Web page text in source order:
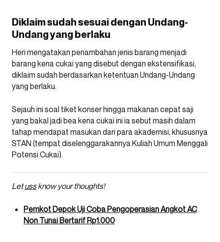
Diklaim sudah sesuai dengan Undang-
Undang yang berlaku
Heri mengatakan penambahan jenis barang menjadi
barang kena cukai yang disebut dengan ekstensifikasi,
diklaim sudah berdasarkan ketentuan Undang-Undang
yang berlaku.
Sejauh ini soal tiket konser hingga makanan cepat saji
yang bakal jadi bea kena cukai ini ia sebut masih dalam
tahap mendapat masukan dari para akademisi, khususnya
STAN (tempat diselenggarakannya Kuliah Umum Menggali
Potensi Cukai).
Letussknow your thoughts!
Pemkot Depok Uji Coba Pengoperasian Angkot AC
Non Tunai Bertarif Rp1.000